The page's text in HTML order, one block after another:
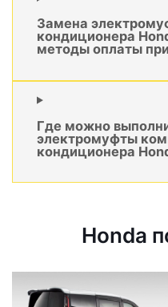
Замена
кондиционера
методы оплаты
Где можно
электромуфты
кондиционера
Honda